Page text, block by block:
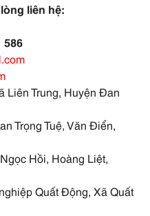
liên hệ:
586
Liên Trung, Huyện Đan
Trọng Tuệ, Văn Điển,
Hồi, Hoàng Liệt,
Quất Động, Xã Quất